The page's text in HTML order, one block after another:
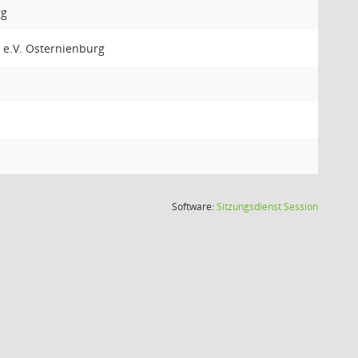
Osternienburg
Software:SitzungsdienstSession(Wird in